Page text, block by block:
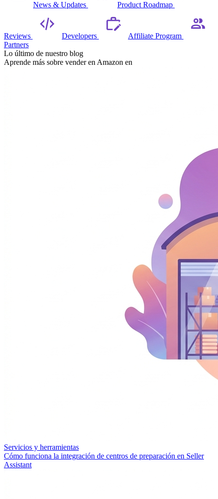
News & Updates Product Roadmap
Reviews Developers
Affiliate Program
Partners
Lo último de nuestro blog
Aprende más sobre vender en Amazon en
Servicios y herramientas
Cómo funciona la integración de centros de preparación en Seller
Assistant